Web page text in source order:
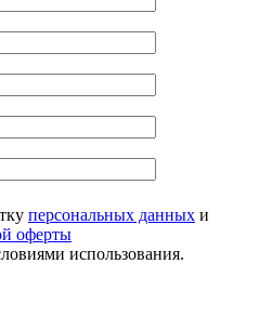
персональных данных и
оферты
использования.